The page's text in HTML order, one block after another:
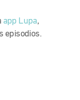
app Lupa,
episodios.